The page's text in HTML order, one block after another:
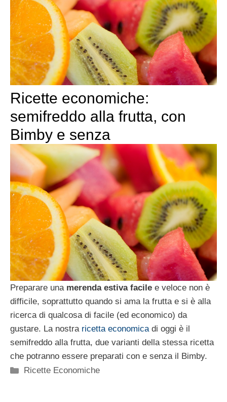
Ricette economiche:
semifreddo alla frutta, con
Bimby e senza
Preparare una merenda estiva facile e veloce non è
difficile, soprattutto quando si ama la frutta e si è alla
ricerca di qualcosa di facile (ed economico) da
gustare. La nostra ricetta economica di oggi è il
semifreddo alla frutta, due varianti della stessa ricetta
che potranno essere preparati con e senza il Bimby.
Categorie
Ricette Economiche